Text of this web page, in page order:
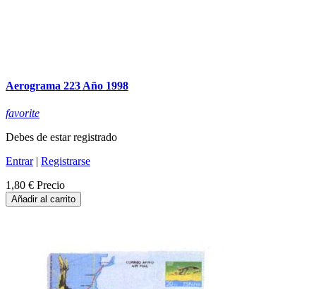
Aerograma 223 Año 1998
favorite
Debes de estar registrado
Entrar| Registrarse
1,80 € Precio
Añadir al carrito